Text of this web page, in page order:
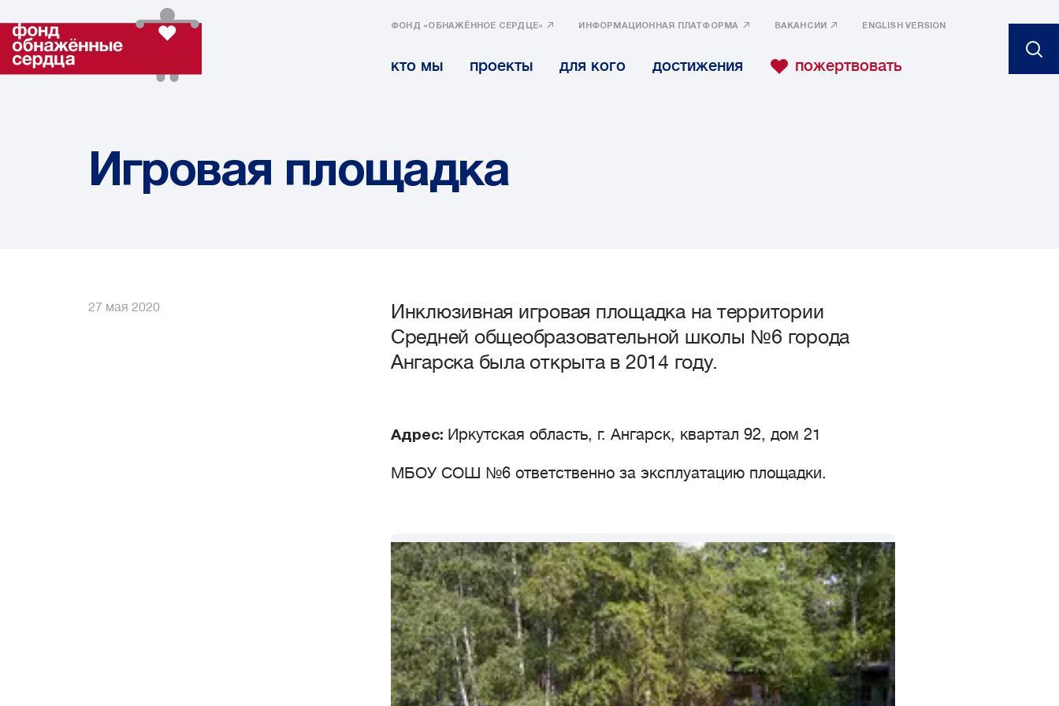
ФОНД «ОБНАЖЁННОЕ СЕРДЦЕ» ИНФОРМАЦИОННАЯ ПЛАТФОРМА ВАКАНСИИ ENGLISH VERSION
кто мы проекты для кого достижения пожертвовать
Игровая площадка
27 мая 2020
Инклюзивная игровая площадка на территории
Средней общеобразовательной школы №6 города
Ангарска была открыта в 2014 году.
Адрес: Иркутская область, г. Ангарск, квартал 92, дом 21
МБОУ СОШ №6 ответственно за эксплуатацию площадки.